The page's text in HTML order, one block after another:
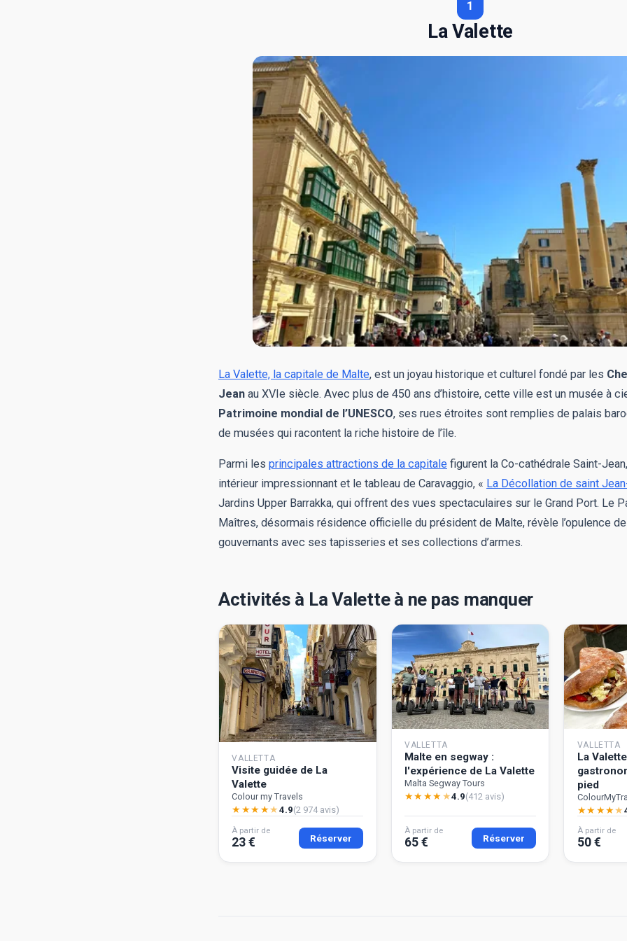
La Valette
La Valette, la capitale de Malte, est un joyau historique et culturel fondé par les
Jean au XVIe siècle. Avec plus de 450 ans d’histoire, cette ville est un musée à
Patrimoine mondial de l’UNESCO, ses rues étroites sont remplies de palais
de musées qui racontent la riche histoire de l’île.
Parmi les principales attractions de la capitale figurent la Co-cathédrale Saint-
intérieur impressionnant et le tableau de Caravaggio, « La Décollation de saint
Jardins Upper Barrakka, qui offrent des vues spectaculaires sur le Grand Port. Le
Maîtres, désormais résidence officielle du président de Malte, révèle l’opulence
gouvernants avec ses tapisseries et ses collections d’armes.
Activités à La Valette à ne pas manquer
VALLETTA
Visite guidée de La
Valette
Colour my Travels
★★★★★ 4.9(2 974 avis)
À partir de
23 € Réserver
VALLETTA
Malte en segway :
l'expérience de La Valette
Malta Segway Tours
★★★★★4.9(412 avis)
À partir de
65 € Réserver
VALLETTA
La
pied
★★★★★
À partir de
50 €